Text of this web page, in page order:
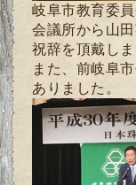
岐阜市教育委
会議所から山
祝辞を頂戴しま
また、前岐阜
ありました。